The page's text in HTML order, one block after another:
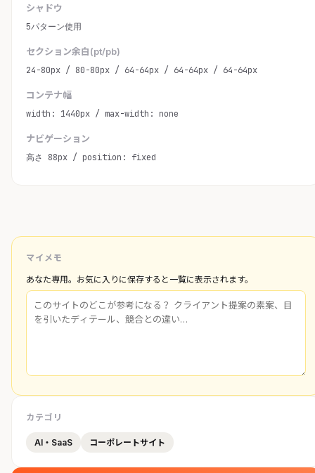
シャドウ
5パターン使用
セクション余白(pt/pb)
24-80px / 80-80px / 64-64px / 64-64px / 64-64px
コンテナ幅
width: 1440px / max-width: none
ナビゲーション
高さ 88px / position: fixed
マイメモ
あなた専用。お気に入りに保存すると一覧に表示されます。
カテゴリ
AI・SaaS コーポレートサイト